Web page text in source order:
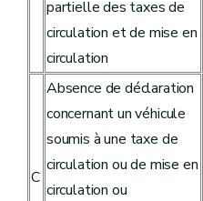
partielle des taxes de
circulation et de mise en
circulation
C
Absence de déclaration
concernant un véhicule
soumis à une taxe de
circulation ou de mise en
circulation ou